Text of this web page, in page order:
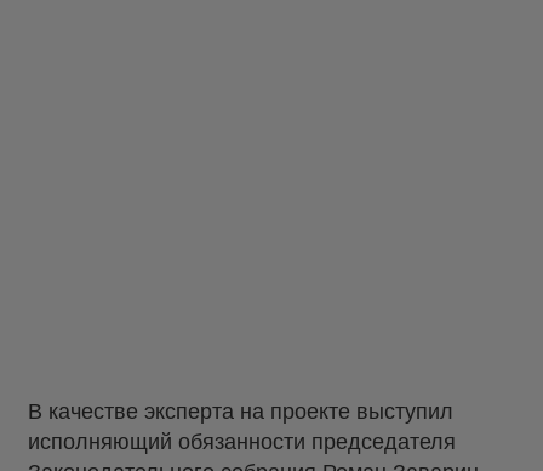
В качестве эксперта на проекте выступил
исполняющий обязанности председателя